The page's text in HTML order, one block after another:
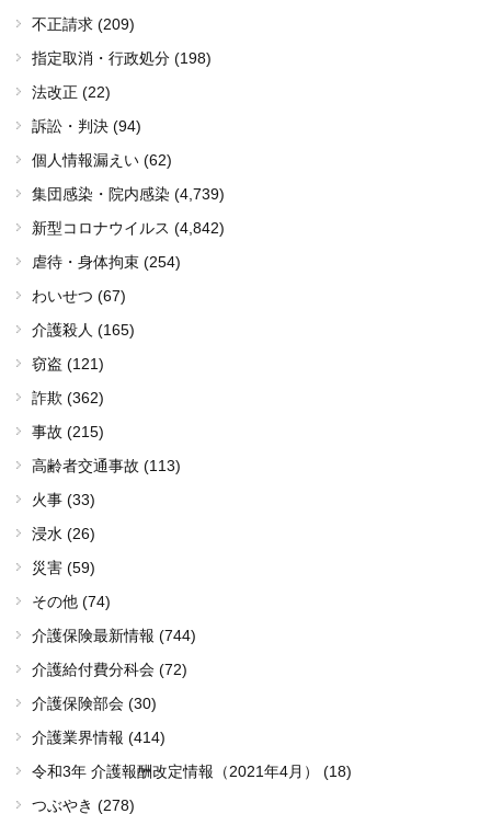
不正請求 (209)
指定取消・行政処分 (198)
法改正 (22)
訴訟・判決 (94)
個人情報漏えい (62)
集団感染・院内感染 (4,739)
新型コロナウイルス (4,842)
虐待・身体拘束 (254)
わいせつ (67)
介護殺人 (165)
窃盗 (121)
詐欺 (362)
事故 (215)
高齢者交通事故 (113)
火事 (33)
浸水 (26)
災害 (59)
その他 (74)
介護保険最新情報 (744)
介護給付費分科会 (72)
介護保険部会 (30)
介護業界情報 (414)
令和3年 介護報酬改定情報（2021年4月） (18)
つぶやき (278)